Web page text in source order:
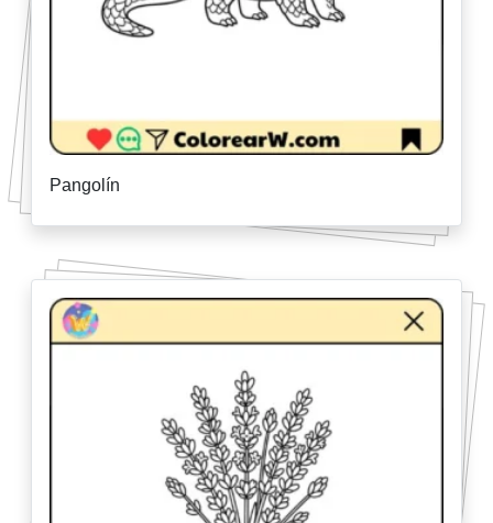
Pangolín